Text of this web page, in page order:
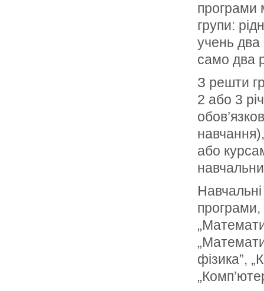
програми
групи:
учень два
само два
З решти
2 або 3
або
програми,
фізика”,